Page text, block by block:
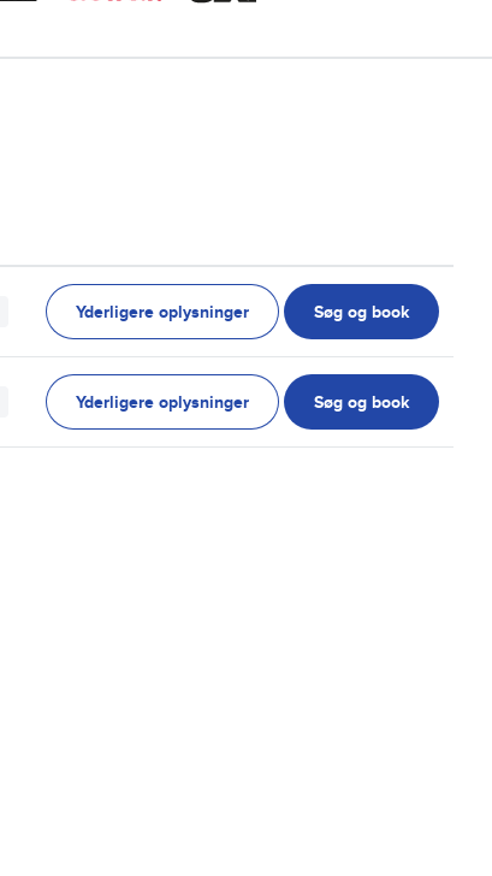
Yderligere oplysninger Søg og book
Yderligere oplysninger Søg og book